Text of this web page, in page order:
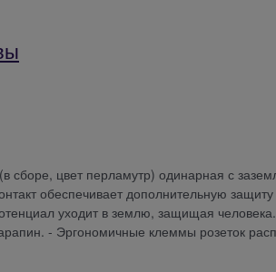
сборе, цвет перламутр) одинарная с
обеспечивает дополнительную защиту
уходит в землю, защищая
- Эргономичные клеммы розеток